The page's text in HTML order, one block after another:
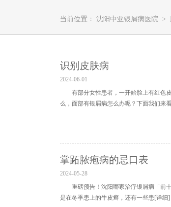
当前位置： 沈阳中亚银屑病医院 >
识别皮肤病
2024-06-01
有部分女性患者，一开始脸上有红色
么，面部有银屑病怎么办呢？下面我们来
掌跖脓疱病的忌口表
2024-05-28
重磅预告！沈阳哪家治疗银屑病「前
是在冬季患上的牛皮癣，还有一些患 [详细]